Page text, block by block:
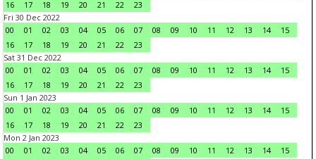
16
17 18 19 20 21 22
23
Fri 30 Dec 2022
00
01 02 03 04 05 06 07 08 09 10 11 12 13 14
15
16
17 18 19 20 21 22
23
Sat 31 Dec 2022
00
01 02 03 04 05 06 07 08 09 10 11 12 13 14
15
16
17 18 19 20 21 22
23
Sun 1 Jan 2023
00
01 02 03 04 05 06 07 08 09 10 11 12 13 14
15
16
17 18 19 20 21 22
23
Mon 2 Jan 2023
00
01 02 03 04 05 06 07 08 09 10 11 12 13 14
15